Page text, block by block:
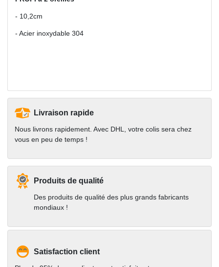
- 10,2cm
- Acier inoxydable 304
Livraison rapide
Nous livrons rapidement. Avec DHL, votre colis sera chez
vous en peu de temps !
Produits de qualité
Des produits de qualité des plus grands fabricants
mondiaux !
Satisfaction client